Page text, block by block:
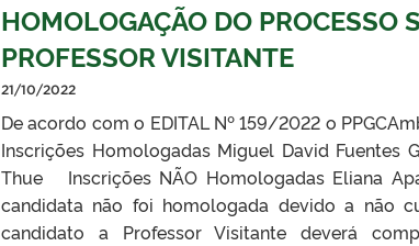
HOMOLOGAÇÃO DO PROCESSO
PROFESSOR VISITANTE
21/10/2022
De acordo com o EDITAL Nº 159/2022 o
Inscrições Homologadas Miguel David Fuentes
Thue Inscrições NÃO Homologadas Eliana
candidata não foi homologada devido a não
candidato a Professor Visitante deverá